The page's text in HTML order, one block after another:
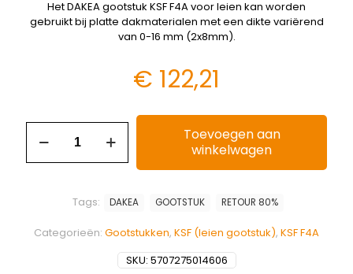
Het DAKEA gootstuk KSF F4A voor leien kan worden
gebruikt bij platte dakmaterialen met een dikte variërend
van 0-16 mm (2x8mm).
€ 122,21
Toevoegen aan
winkelwagen
SKU: 5707275014606
Categorieën: Gootstukken, KSF (leien gootstuk), KSF F4A
Tags: DAKEA GOOTSTUK RETOUR 80%